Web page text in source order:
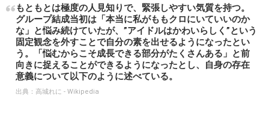
もともとは極度の人見知りで、緊張しやすい気質を持つ。
グループ結成当初は「本当に私がももクロにいていいのか
な」と悩み続けていたが、”アイドルはかわいらしく”という
固定観念を外すことで自分の素を出せるようになったとい
う。「悩むからこそ成長できる部分がたくさんある」と前
向きに捉えることができるようになったとし、自身の存在
意義について以下のように述べている。
出典： 高城れに - Wikipedia